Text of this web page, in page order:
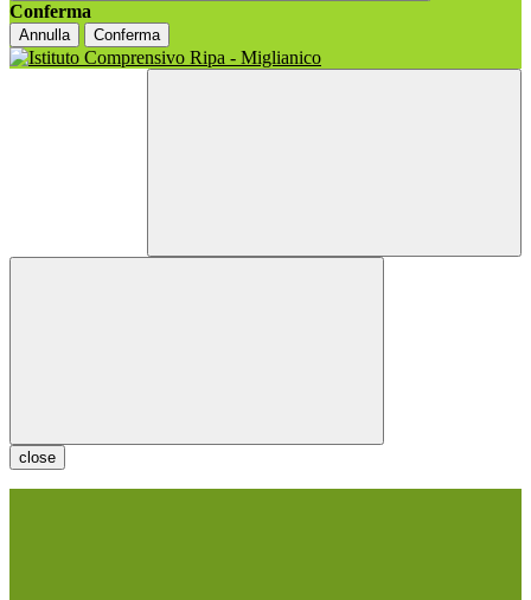
Conferma
Annulla Conferma
close